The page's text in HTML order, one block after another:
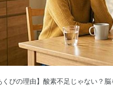
くびの理由】酸素不足じゃない？